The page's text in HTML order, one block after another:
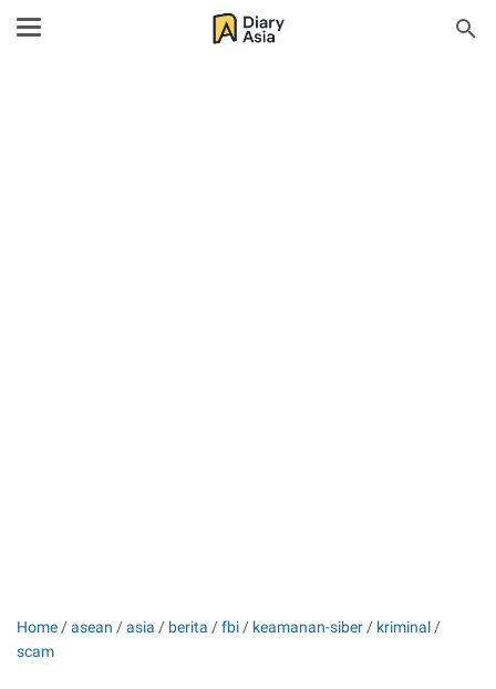
Home /asean /asia / berita /fbi / keamanan-siber / kriminal /
scam